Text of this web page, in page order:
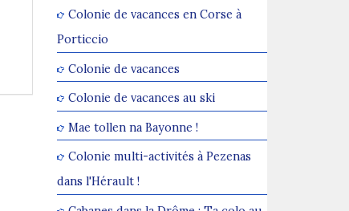
Colonie de vacances en Corse à
Porticcio
Colonie de vacances
Colonie de vacances au ski
Mae tollen na Bayonne !
Colonie multi-activités à Pezenas
dans l'Hérault !